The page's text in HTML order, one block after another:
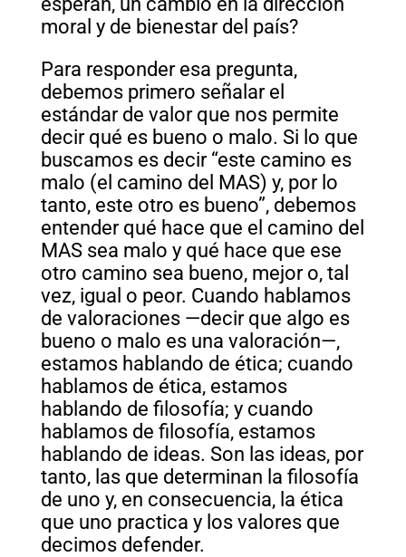
moral y de bienestar del país?
Para responder esa pregunta,
debemos primero señalar el
estándar de valor que nos permite
decir qué es bueno o malo. Si lo que
buscamos es decir “este camino es
malo (el camino del MAS) y, por lo
tanto, este otro es bueno”, debemos
entender qué hace que el camino del
MAS sea malo y qué hace que ese
otro camino sea bueno, mejor o, tal
vez, igual o peor. Cuando hablamos
de valoraciones —decir que algo es
bueno o malo es una valoración—,
estamos hablando de ética; cuando
hablamos de ética, estamos
hablando de filosofía; y cuando
hablamos de filosofía, estamos
hablando de ideas. Son las ideas, por
tanto, las que determinan la filosofía
de uno y, en consecuencia, la ética
que uno practica y los valores que
decimos defender.